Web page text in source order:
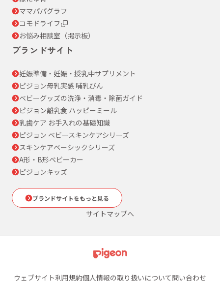
ママパパグラフ
コモドライフ
お悩み相談室（掲示板）
ブランドサイト
妊娠準備・妊娠・授乳中サプリメント
ピジョン母乳実感 哺乳びん
ベビーグッズの洗浄・消毒・除菌ガイド
ピジョン離乳食 ハッピーミール
乳歯ケア お手入れの基礎知識
ピジョン ベビースキンケアシリーズ
スキンケアベーシックシリーズ
A形・B形ベビーカー
ピジョンキッズ
ブランドサイトをもっと見る
サイトマップへ
ウェブサイト利用規約個人情報の取り扱いについて問い合わせ